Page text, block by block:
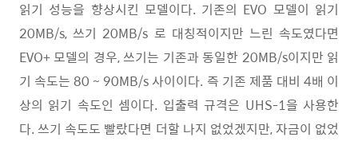
읽기 성능을 향상시킨 모델이다. 기존의 EVO 모델이 읽기
20MB/s, 쓰기 20MB/s 로 대칭적이지만 느린 속도였다면
EVO+ 모델의 경우, 쓰기는 기존과 동일한 20MB/s이지만 읽
기 속도는 80 ~ 90MB/s 사이이다. 즉 기존 제품 대비 4배 이
상의 읽기 속도인 셈이다. 입출력 규격은 UHS-1을 사용한
다. 쓰기 속도도 빨랐다면 더할 나지 없었겠지만, 자금이 없었